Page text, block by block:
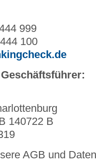
999
100
140722 B
AGB und